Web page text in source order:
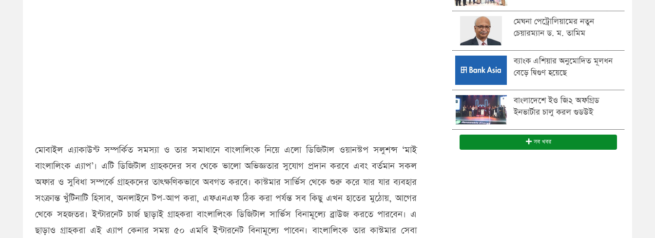
মোবাইল এ্যাকাউন্ট সম্পর্কিত সমস্যা ও তার সমাধানে বাংলালিংক নিয়ে এলো ডিজিটাল ওয়ানস্টপ সলুশন্স ‘মাই
বাংলালিংক এ্যাপ’। এটি ডিজিটাল গ্রাহকদের সব থেকে ভালো অভিজ্ঞতার সুযোগ প্রদান করবে এবং বর্তমান সকল
অফার ও সুবিধা সম্পর্কে গ্রাহকদের তাৎক্ষণিকভাবে অবগত করবে। কাস্টমার সার্ভিস থেকে শুরু করে যার যার ব্যবহার
সংক্রান্ত খুঁটিনাটি হিসাব, অনলাইনে টপ-আপ করা, এফএনএফ ঠিক করা পর্যন্ত সব কিছু এখন হাতের মুঠোয়, আগের
থেকে সহজতর। ইন্টারনেট চার্জ ছাড়াই গ্রাহকরা বাংলালিংক ডিজিটাল সার্ভিস বিনামূল্যে ব্রাউজ করতে পারবেন। এ
ছাড়াও গ্রাহকরা এই এ্যাপ কেনার সময় ৫০ এমবি ইন্টারনেট বিনামূল্যে পাবেন। বাংলালিংক তার কাস্টমার সেবা
মেঘনা পেট্রোলিয়ামের নতুন
চেয়ারম্যান ড. ম. তামিম
ব্যাংক এশিয়ার অনুমোদিত মূলধন
বেড়ে দ্বিগুণ হয়েছে
বাংলাদেশে ইও জি২ অফগ্রিড
ইনভার্টার চালু করল গুডউই
সব খবর